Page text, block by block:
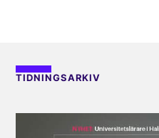
TIDNINGSARKIV